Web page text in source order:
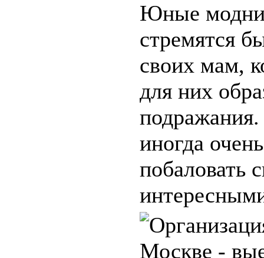
Юные
стремятся
своих мам,
для них
иногда
побаловать